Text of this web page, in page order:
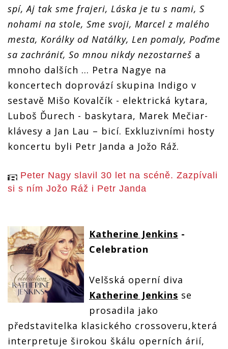
spí, Aj tak sme frajeri, Láska je tu s nami, S
nohami na stole, Sme svoji, Marcel z malého
mesta, Korálky od Natálky, Len pomaly, Poďme
sa zachrániť, So mnou nikdy nezostarneš a
mnoho dalších ... Petra Nagye na
koncertech doprovází skupina Indigo v
sestavě Mišo Kovalčík - elektrická kytara,
Luboš Ďurech - baskytara, Marek Mečiar-
klávesy a Jan Lau – bicí. Exkluzivními hosty
koncertu byli Petr Janda a Jožo Ráž.
Peter Nagy slavil 30 let na scéně. Zazpívali
si s ním Jožo Ráž i Petr Janda
Katherine Jenkins -
Celebration
Velšská operní diva
Katherine Jenkins se
prosadila jako
představitelka klasického crossoveru,která
interpretuje širokou škálu operních árií,